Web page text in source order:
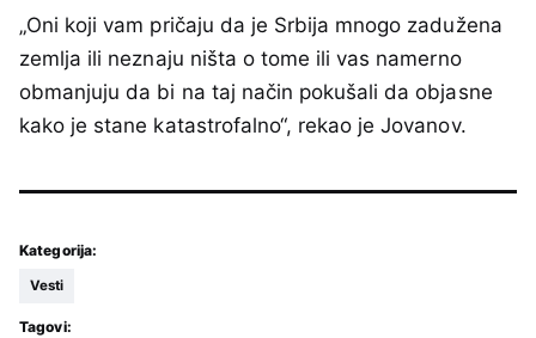
„Oni koji vam pričaju da je Srbija mnogo zadužena
zemlja ili neznaju ništa o tome ili vas namerno
obmanjuju da bi na taj način pokušali da objasne
kako je stane katastrofalno“, rekao je Jovanov.
Kategorija:
Vesti
Tagovi: